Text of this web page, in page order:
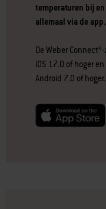
temperaturen bij
allemaal via de app.
De Weber
iOS 17.0 of hoger
Android 7.0 of hoger.